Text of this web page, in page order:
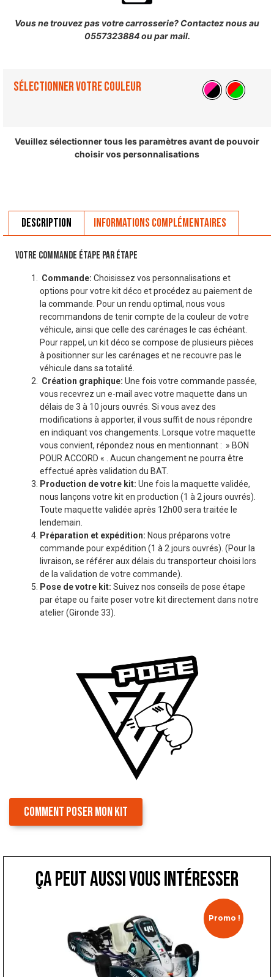
Vous ne trouvez pas votre carrosserie? Contactez nous au
0557323884 ou par mail.
Sélectionner votre couleur
Veuillez sélectionner tous les paramètres avant de pouvoir
choisir vos personnalisations
Description Informations complémentaires
VOTRE COMMANDE ÉTAPE PAR ÉTAPE
Commande: Choisissez vos personnalisations et
options pour votre kit déco et procédez au paiement de
la commande. Pour un rendu optimal, nous vous
recommandons de tenir compte de la couleur de votre
véhicule, ainsi que celle des carénages le cas échéant.
Pour rappel, un kit déco se compose de plusieurs pièces
à positionner sur les carénages et ne recouvre pas le
véhicule dans sa totalité.
Création graphique: Une fois votre commande passée,
vous recevrez un e-mail avec votre maquette dans un
délais de 3 à 10 jours ouvrés. Si vous avez des
modifications à apporter, il vous suffit de nous répondre
en indiquant vos changements. Lorsque votre maquette
vous convient, répondez nous en mentionnant : » BON
POUR ACCORD « . Aucun changement ne pourra être
effectué après validation du BAT.
Production de votre kit: Une fois la maquette validée,
nous lançons votre kit en production (1 à 2 jours ouvrés).
Toute maquette validée après 12h00 sera traitée le
lendemain.
Préparation et expédition: Nous préparons votre
commande pour expédition (1 à 2 jours ouvrés). (Pour la
livraison, se référer aux délais du transporteur choisi lors
de la validation de votre commande).
Pose de votre kit: Suivez nos conseils de pose étape
par étape ou faite poser votre kit directement dans notre
atelier (Gironde 33).
COMMENT POSER MON KIT
ça peut aussi vous intéresser
Promo !